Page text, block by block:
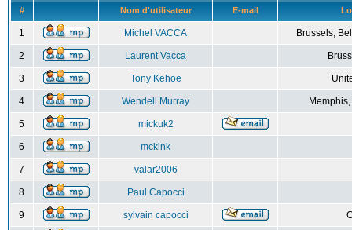
# Nom d'utilisateur E-mail
1 Michel VACCA Brussels,
2 Laurent Vacca
3 Tony Kehoe
4 Wendell Murray
5 mickuk2
6 mckink
7 valar2006
8 Paul Capocci
9 sylvain capocci